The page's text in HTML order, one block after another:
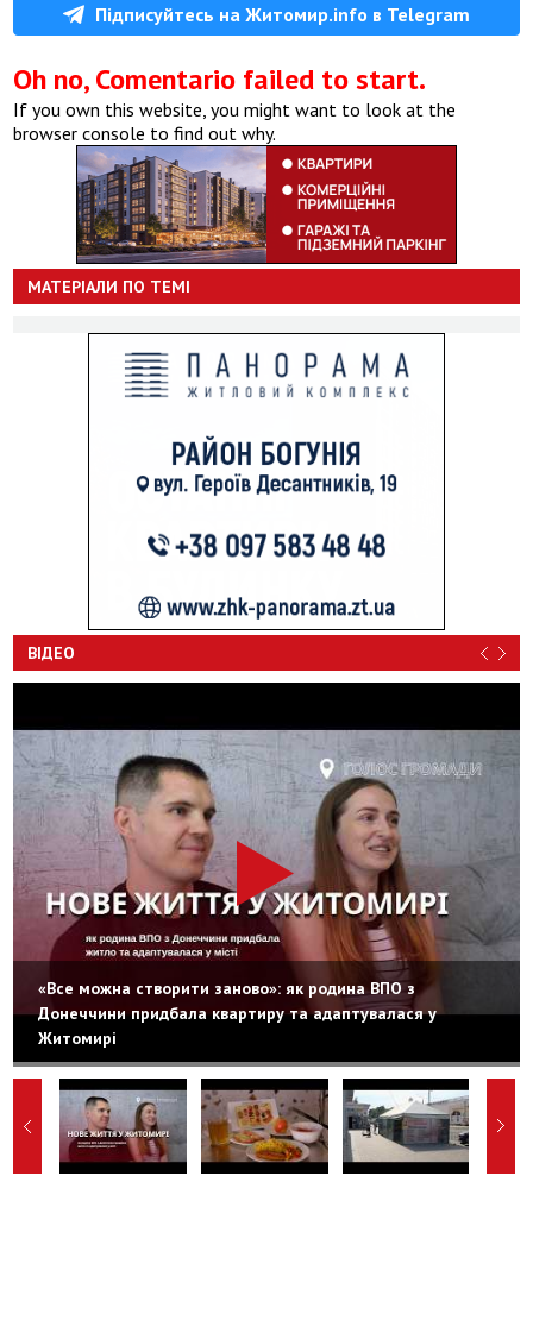
Підписуйтесь на Житомир.info в Telegram
Oh no, Comentario failed to start.
If you own this website, you might want to look at the
browser console to find out why.
МАТЕРІАЛИ ПО ТЕМІ
ВІДЕО
«Все можна створити заново»: як родина ВПО з
Донеччини придбала квартиру та адаптувалася у
Житомирі